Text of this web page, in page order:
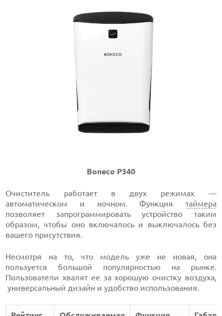
Boneco P340
Очиститель работает в двух режимах —
автоматическом и ночном. Функция таймера
позволяет запрограммировать устройство таким
образом, чтобы оно включалось и выключалось без
вашего присутствия.
Несмотря на то, что модель уже не новая, она
пользуется большой популярностью на рынке.
Пользователи хвалят ее за хорошую очистку воздуха,
универсальный дизайн и удобство использования.